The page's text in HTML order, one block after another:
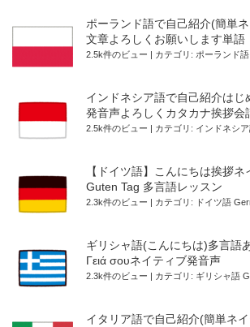
ポーランド語で自己紹介(簡単
文章よろしくお願いします単語
2.5k件のビュー カテゴリ: ポーランド
インドネシア語で自己紹介はじ
発音声よろしくカタカナ挨拶会
2.5k件のビュー カテゴリ: インドネシ
【ドイツ語】こんにちは挨拶
Guten Tag 多言語レッスン
2.3k件のビュー カテゴリ: ドイツ語
ギリシャ語(こんにちは)多言語
Γειά σουネイティブ発音声
2.3k件のビュー カテゴリ: ギリシャ語
イタリア語で自己紹介(簡単ネ